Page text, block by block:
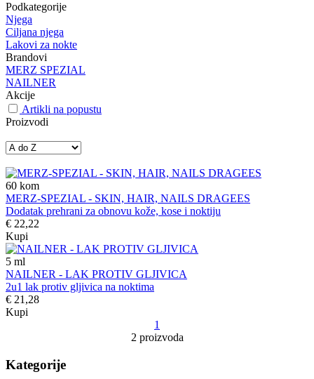
Podkategorije
Njega
Ciljana njega
Lakovi za nokte
Brandovi
MERZ SPEZIAL
NAILNER
Akcije
Artikli na popustu
Proizvodi
60 kom
MERZ-SPEZIAL - SKIN, HAIR, NAILS DRAGEES
Dodatak prehrani za obnovu kože, kose i noktiju
€ 22,22
Kupi
5 ml
NAILNER - LAK PROTIV GLJIVICA
2u1 lak protiv gljivica na noktima
€ 21,28
Kupi
1
2 proizvoda
Kategorije